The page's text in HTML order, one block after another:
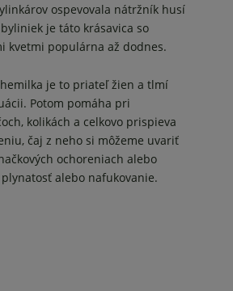
ospevovala nátržník husí
je táto krásavica so
kvetmi populárna až dodnes.
je to priateľ žien a tlmí
Potom pomáha pri
kolikách a celkovo prispieva
čaj z neho si môžeme uvariť
ochoreniach alebo
alebo nafukovanie.